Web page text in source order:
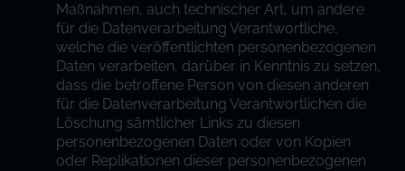
Maßnahmen, auch technischer Art, um andere
für die Datenverarbeitung Verantwortliche,
welche die veröffentlichten personenbezogenen
Daten verarbeiten, darüber in Kenntnis zu setzen,
dass die betroffene Person von diesen anderen
für die Datenverarbeitung Verantwortlichen die
Löschung sämtlicher Links zu diesen
personenbezogenen Daten oder von Kopien
oder Replikationen dieser personenbezogenen